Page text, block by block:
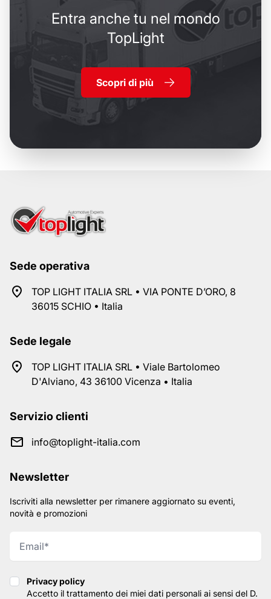
Entra anche tu nel mondo
TopLight
Scopri di più
Sede operativa
TOP LIGHT ITALIA SRL • VIA PONTE D’ORO, 8
36015 SCHIO • Italia
Sede legale
TOP LIGHT ITALIA SRL • Viale Bartolomeo
D'Alviano, 43 36100 Vicenza • Italia
Servizio clienti
info@toplight-italia.com
Newsletter
Iscriviti alla newsletter per rimanere aggiornato su eventi,
novità e promozioni
Privacy policy
Privacy policy
Accetto il trattamento dei miei dati personali ai sensi del D.